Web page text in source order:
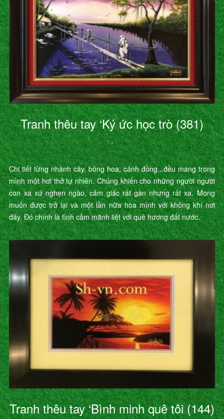
Tranh thêu tay ‘Ký ức học trò (381)
’
Chi tiết từng nhành cây, bông hoa, cánh đồng...đều mang trong
mình một hơi thở tự nhiên. Chúng khiến cho những người người
con xa xứ nghẹn ngào, cảm giác rất gần nhưng rất xa. Mong
muốn được trở lại và một lần nữa hòa mình với không khí nơi
đây. Đó chính là tình cảm mãnh liệt với quê hương đất nước.
Tranh thêu tay ‘Bình minh quê tôi (144)